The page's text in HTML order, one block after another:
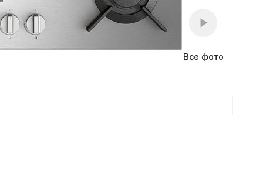
Все фото